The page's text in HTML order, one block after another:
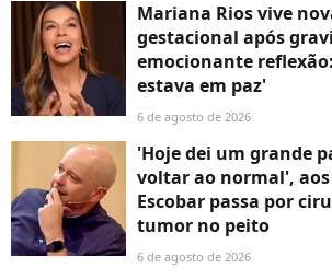
Mariana Rios vive
gestacional após
emocionante
estava em paz'
6 de agosto de 2026
'Hoje dei um grande
voltar ao normal', aos
Escobar passa por
tumor no peito
6 de agosto de 2026